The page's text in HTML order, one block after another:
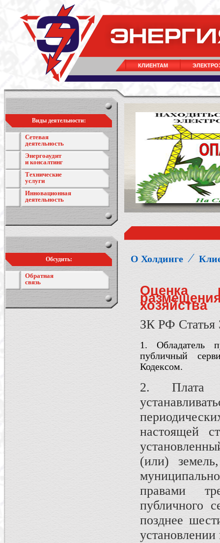
КЛИЕНТАМ
Виды деятельности:
Сетевая
деятельность
Энергоаудит
и консалтинг
Технические
услуги
Инновационная
деятельность
Обсудить:
Обратная
связь
О Холдинге ⁄
Оценка
хозяйства
ЗК РФ Статья
1. Обладатель
публичный
Кодексом.
2. Плата
настоящей
(или)
правами
публичного
позднее
установлении